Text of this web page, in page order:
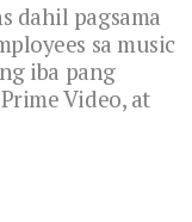
dahil pagsama
sa music
iba pang
Video, at